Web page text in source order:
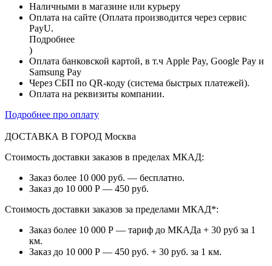
Наличными в магазине или курьеру
Оплата на сайте (Оплата производится через сервис
PayU.
Подробнее
)
Оплата банковской картой, в т.ч Apple Pay, Google Pay и
Samsung Pay
Через СБП по QR-коду (система быстрых платежей).
Оплата на реквизиты компании.
Подробнее про оплату
ДОСТАВКА В ГОРОД Москва
Стоимость доставки заказов в пределах МКАД:
Заказ более 10 000 руб. — бесплатно.
Заказ до 10 000 Р — 450 руб.
Стоимость доставки заказов за пределами МКАД*:
Заказ более 10 000 Р — тариф до МКАДа + 30 руб за 1
км.
Заказ до 10 000 Р — 450 руб. + 30 руб. за 1 км.